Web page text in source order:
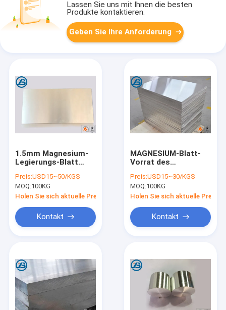
Lassen Sie uns mit Ihnen die besten
Produkte kontaktieren.
Geben Sie Ihre Anforderung
1.5mm Magnesium-
Legierungs-Blatt
kundengebundene
Breite für Produkte
3C
Preis:USD15~50/KGS
MOQ:100KG
Holen Sie sich aktuelle Preis
Kontakt
MAGNESIUM-Blatt-
Vorrat des
Photogravüre-
Magnesium-
Legierungs-Blatt-
AZ31B Verdrängungs
Preis:USD15~30/KGS
MOQ:100KG
Holen Sie sich aktuelle Preis
Kontakt